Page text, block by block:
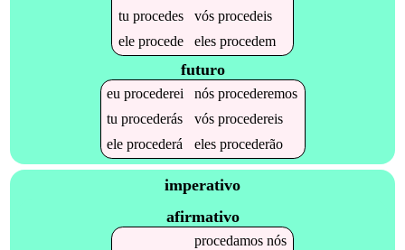
tu procedes vós procedeis
ele procede eles procedem
futuro
euprocederei nósprocederemos
tuprocederás vósprocedereis
eleprocederá elesprocederão
imperativo
afirmativo
procedamosnós